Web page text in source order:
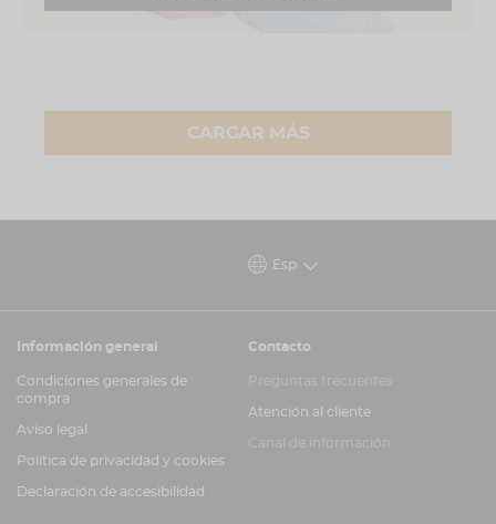
CARGAR MÁS
Esp
Información general
Condiciones generales de
compra
Aviso legal
Política de privacidad y cookies
Declaración de accesibilidad
Contacto
Atención al cliente